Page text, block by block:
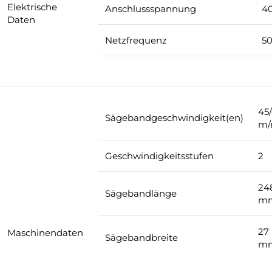
Elektrische
Daten
Anschlussspannung
Netzfrequenz
Maschinendaten
Sägebandgeschwindigkeit(en)
Geschwindigkeitsstufen 2
Sägebandlänge
Sägebandbreite
27